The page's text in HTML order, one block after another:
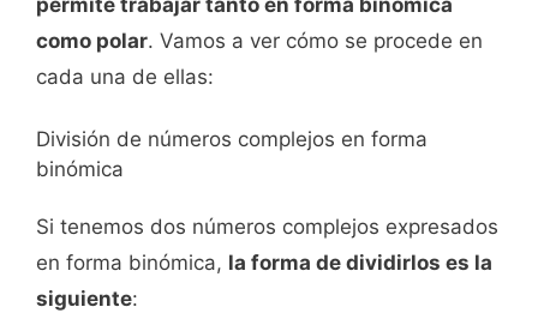
como polar. Vamos a ver cómo se procede en
cada una de ellas:
División de números complejos en forma
binómica
Si tenemos dos números complejos expresados
en forma binómica, la forma de dividirlos es la
siguiente: